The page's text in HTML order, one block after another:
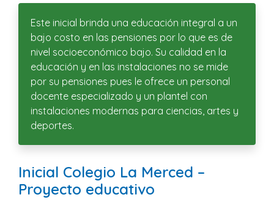
Este inicial brinda una educación integral a un
bajo costo en las pensiones por lo que es de
nivel socioeconómico bajo. Su calidad en la
educación y en las instalaciones no se mide
por su pensiones pues le ofrece un personal
docente especializado y un plantel con
instalaciones modernas para ciencias, artes y
deportes.
Inicial Colegio La Merced –
Proyecto educativo